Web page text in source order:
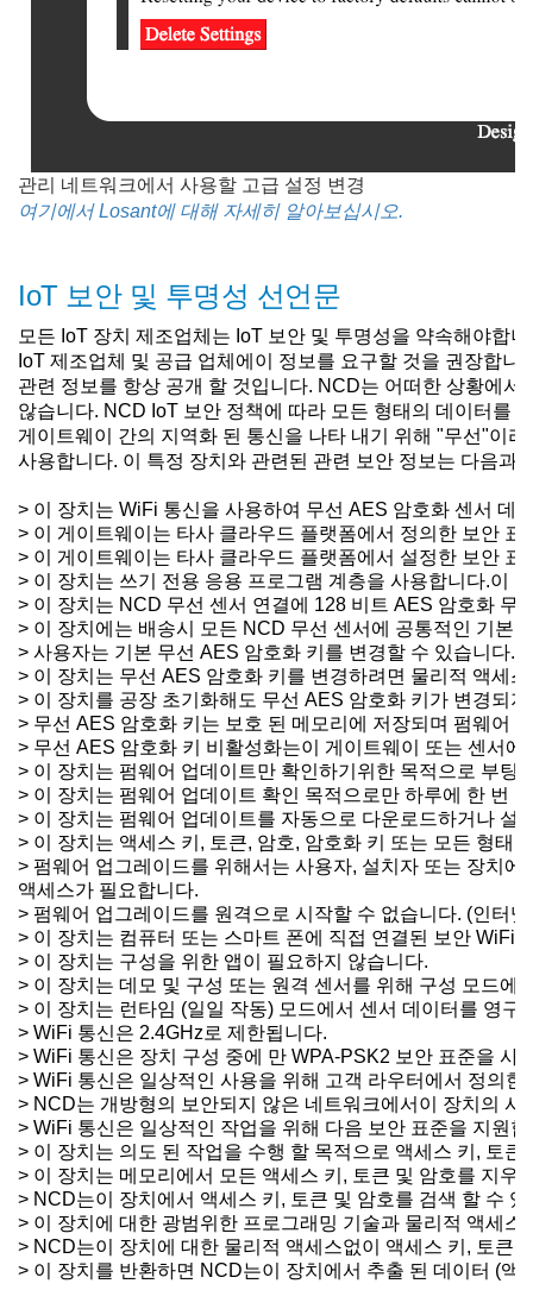
관리 네트워크에서 사용할 고급 설정 변경
여기에서 Losant에 대해 자세히 알아보십시오.
IoT 보안 및 투명성 선언문
모든 IoT 장치 제조업체는 IoT 보안 및 투명성을 약속해야합
IoT 제조업체 및 공급 업체에이 정보를 요구할 것을 권장합니
관련 정보를 항상 공개 할 것입니다. NCD는 어떠한 상황에서
않습니다. NCD IoT 보안 정책에 따라 모든 형태의 데이터를
게이트웨이 간의 지역화 된 통신을 나타 내기 위해 "무선"이
사용합니다. 이 특정 장치와 관련된 관련 보안 정보는 다음과
> 이 장치는 WiFi 통신을 사용하여 무선 AES 암호화 센서 데
> 이 게이트웨이는 타사 클라우드 플랫폼에서 정의한 보안 표
> 이 게이트웨이는 타사 클라우드 플랫폼에서 설정한 보안
> 이 장치는 쓰기 전용 응용 프로그램 계층을 사용합니다.이
> 이 장치는 NCD 무선 센서 연결에 128 비트 AES 암호화 무
> 이 장치에는 배송시 모든 NCD 무선 센서에 공통적인 기본
> 사용자는 기본 무선 AES 암호화 키를 변경할 수 있습니다.
> 이 장치는 무선 AES 암호화 키를 변경하려면 물리적 액세
> 이 장치를 공장 초기화해도 무선 AES 암호화 키가 변경되
> 무선 AES 암호화 키는 보호 된 메모리에 저장되며 펌웨어
> 무선 AES 암호화 키 비활성화는이 게이트웨이 또는 센서에
> 이 장치는 펌웨어 업데이트만 확인하기위한 목적으로 부팅
> 이 장치는 펌웨어 업데이트 확인 목적으로만 하루에 한 번
> 이 장치는 펌웨어 업데이트를 자동으로 다운로드하거나 설
> 이 장치는 액세스 키, 토큰, 암호, 암호화 키 또는 모든 형태
> 펌웨어 업그레이드를 위해서는 사용자, 설치자 또는 장치
액세스가 필요합니다.
> 펌웨어 업그레이드를 원격으로 시작할 수 없습니다. (인터
> 이 장치는 컴퓨터 또는 스마트 폰에 직접 연결된 보안 WiFi
> 이 장치는 구성을 위한 앱이 필요하지 않습니다.
> 이 장치는 데모 및 구성 또는 원격 센서를 위해 구성 모드
> 이 장치는 런타임 (일일 작동) 모드에서 센서 데이터를 영구
> WiFi 통신은 2.4GHz로 제한됩니다.
> WiFi 통신은 장치 구성 중에 만 WPA-PSK2 보안 표준을 사
> WiFi 통신은 일상적인 사용을 위해 고객 라우터에서 정의
> NCD는 개방형의 보안되지 않은 네트워크에서이 장치의 사
> WiFi 통신은 일상적인 작업을 위해 다음 보안 표준을 지원
> 이 장치는 의도 된 작업을 수행 할 목적으로 액세스 키, 토큰
> 이 장치는 메모리에서 모든 액세스 키, 토큰 및 암호를 지
> NCD는이 장치에서 액세스 키, 토큰 및 암호를 검색 할 수
> 이 장치에 대한 광범위한 프로그래밍 기술과 물리적 액세
> NCD는이 장치에 대한 물리적 액세스없이 액세스 키, 토큰
> 이 장치를 반환하면 NCD는이 장치에서 추출 된 데이터 (